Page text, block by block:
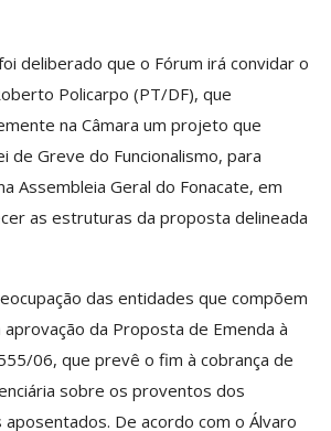
deliberado que o Fórum irá convidar o
Policarpo (PT/DF), que
na Câmara um projeto que
de Greve do Funcionalismo, para
Assembleia Geral do Fonacate, em
as estruturas da proposta delineada
das entidades que compõem
aprovação da Proposta de Emenda à
06, que prevê o fim à cobrança de
sobre os proventos dos
De acordo com o Álvaro